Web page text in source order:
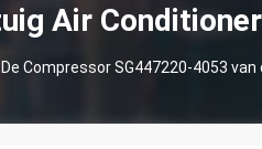
Air
De Compressor SG447220-4053